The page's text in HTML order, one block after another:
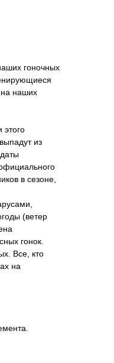
гоночных
на наших
этого
из
в сезоне,
(ветер
гонок.
Все, кто
на